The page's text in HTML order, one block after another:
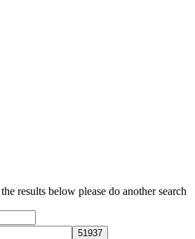
results below please do another search